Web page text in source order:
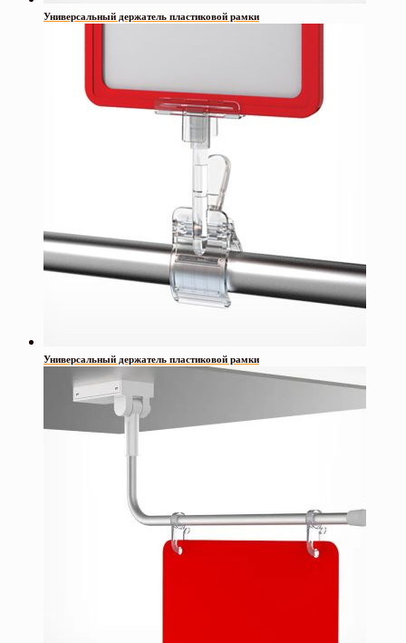
Универсальный держатель пластиковой рамки
Универсальный держатель пластиковой рамки